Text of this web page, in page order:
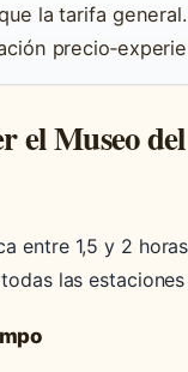
la tarifa
el Museo
entre 1,5 y 2
las